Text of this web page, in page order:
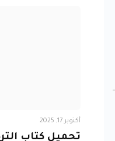
أكتوبر 17, 2025
تحميل كتاب